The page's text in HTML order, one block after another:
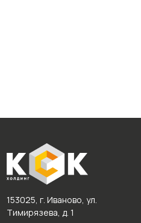
153025, г. Иваново, ул.
Тимирязева, д. 1